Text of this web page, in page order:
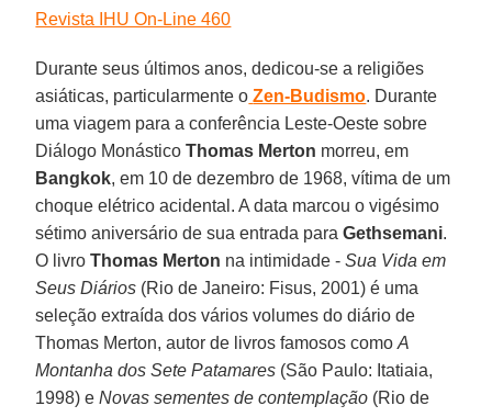
Revista IHU On-Line 460
Durante seus últimos anos, dedicou-se a religiões
asiáticas, particularmente o Zen-Budismo. Durante
uma viagem para a conferência Leste-Oeste sobre
Diálogo MonásticoThomas Merton morreu, em
Bangkok, em 10 de dezembro de 1968, vítima de um
choque elétrico acidental. A data marcou o vigésimo
sétimo aniversário de sua entrada paraGethsemani.
O livroThomas Merton na intimidade -Sua Vida em
Seus Diários (Rio de Janeiro: Fisus, 2001) é uma
seleção extraída dos vários volumes do diário de
Thomas Merton, autor de livros famosos comoA
Montanha dos Sete Patamares (São Paulo: Itatiaia,
1998) eNovas sementes de contemplação (Rio de